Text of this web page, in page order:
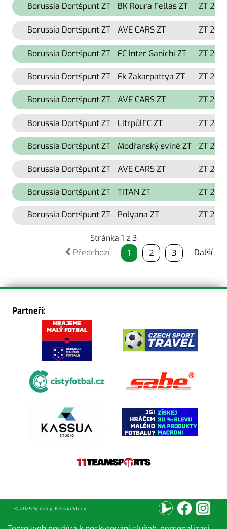
Borussia Dortšpunt ZT BK Roura Fellas ZT ZT
Borussia Dortšpunt ZT AVE CARS ZT ZT
Borussia Dortšpunt ZT FC Inter Ganichi ZT ZT
Borussia Dortšpunt ZT Fk Zakarpattya ZT ZT
Borussia Dortšpunt ZT AVE CARS ZT ZT
Borussia Dortšpunt ZT LitrpůlFC ZT ZT
Borussia Dortšpunt ZT Modřanský svině ZT ZT
Borussia Dortšpunt ZT AVE CARS ZT ZT
Borussia Dortšpunt ZT TITAN ZT ZT
Borussia Dortšpunt ZT Polyana ZT ZT
Stránka 1 z 3
Předchozí
1 2 3 Další
Partneři:
© 2025 Spravuje Kassua Studio